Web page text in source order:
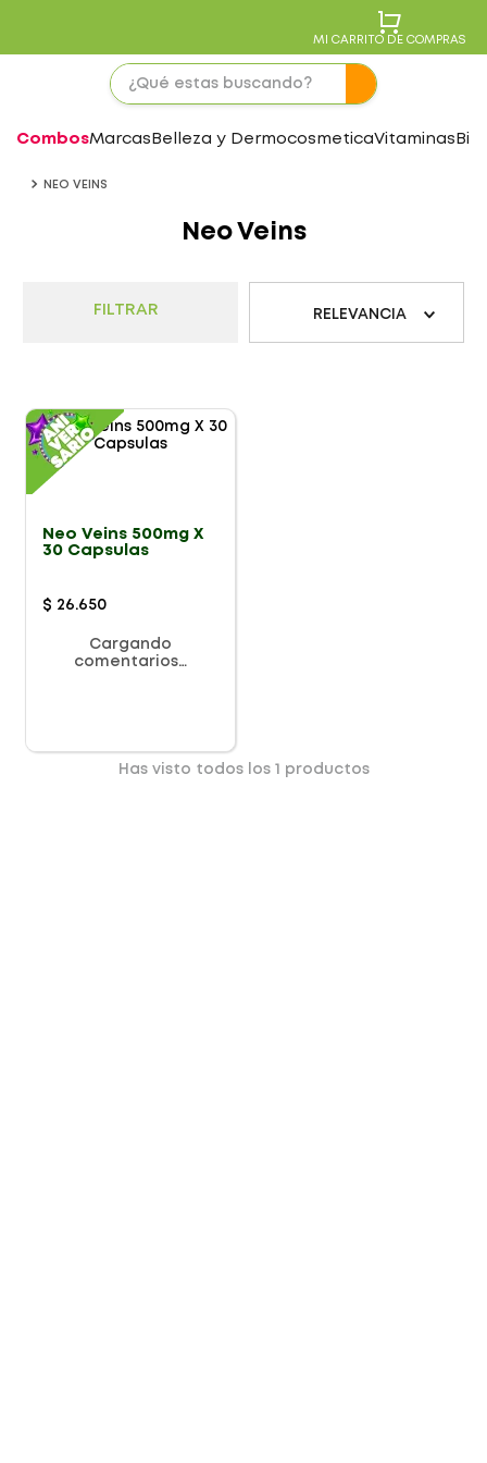
MI CARRITO DE COMPRAS
CombosMarcas Belleza y DermocosmeticaVitaminas
NEO VEINS
Neo Veins
FILTRAR RELEVANCIA
Neo Veins 500mg X
30 Capsulas
$ 26.650
Cargando
comentarios…
Has visto todos los productos